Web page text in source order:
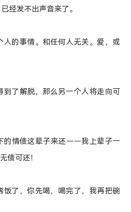
经发不出声音来了。
人的事情。和任何人无关。爱，或
到了解脱，那么另一个人将走向可
的情债这辈子来还——我上辈子一
债可还！
饭了，你先喝，喝完了，我再把碗